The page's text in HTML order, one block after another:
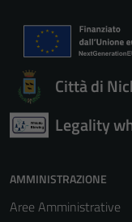
Città di
Legality
AMMINISTRAZIONE
Aree Amministrative